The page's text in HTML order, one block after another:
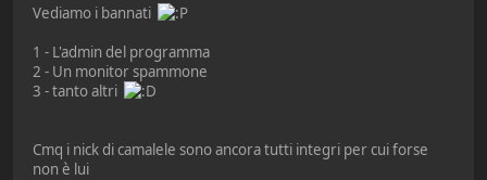
Vediamo i bannati
1 - L'admin del programma
2 - Un monitor spammone
3 - tanto altri
Cmq i nick di camalele sono ancora tutti integri per cui forse
non è lui